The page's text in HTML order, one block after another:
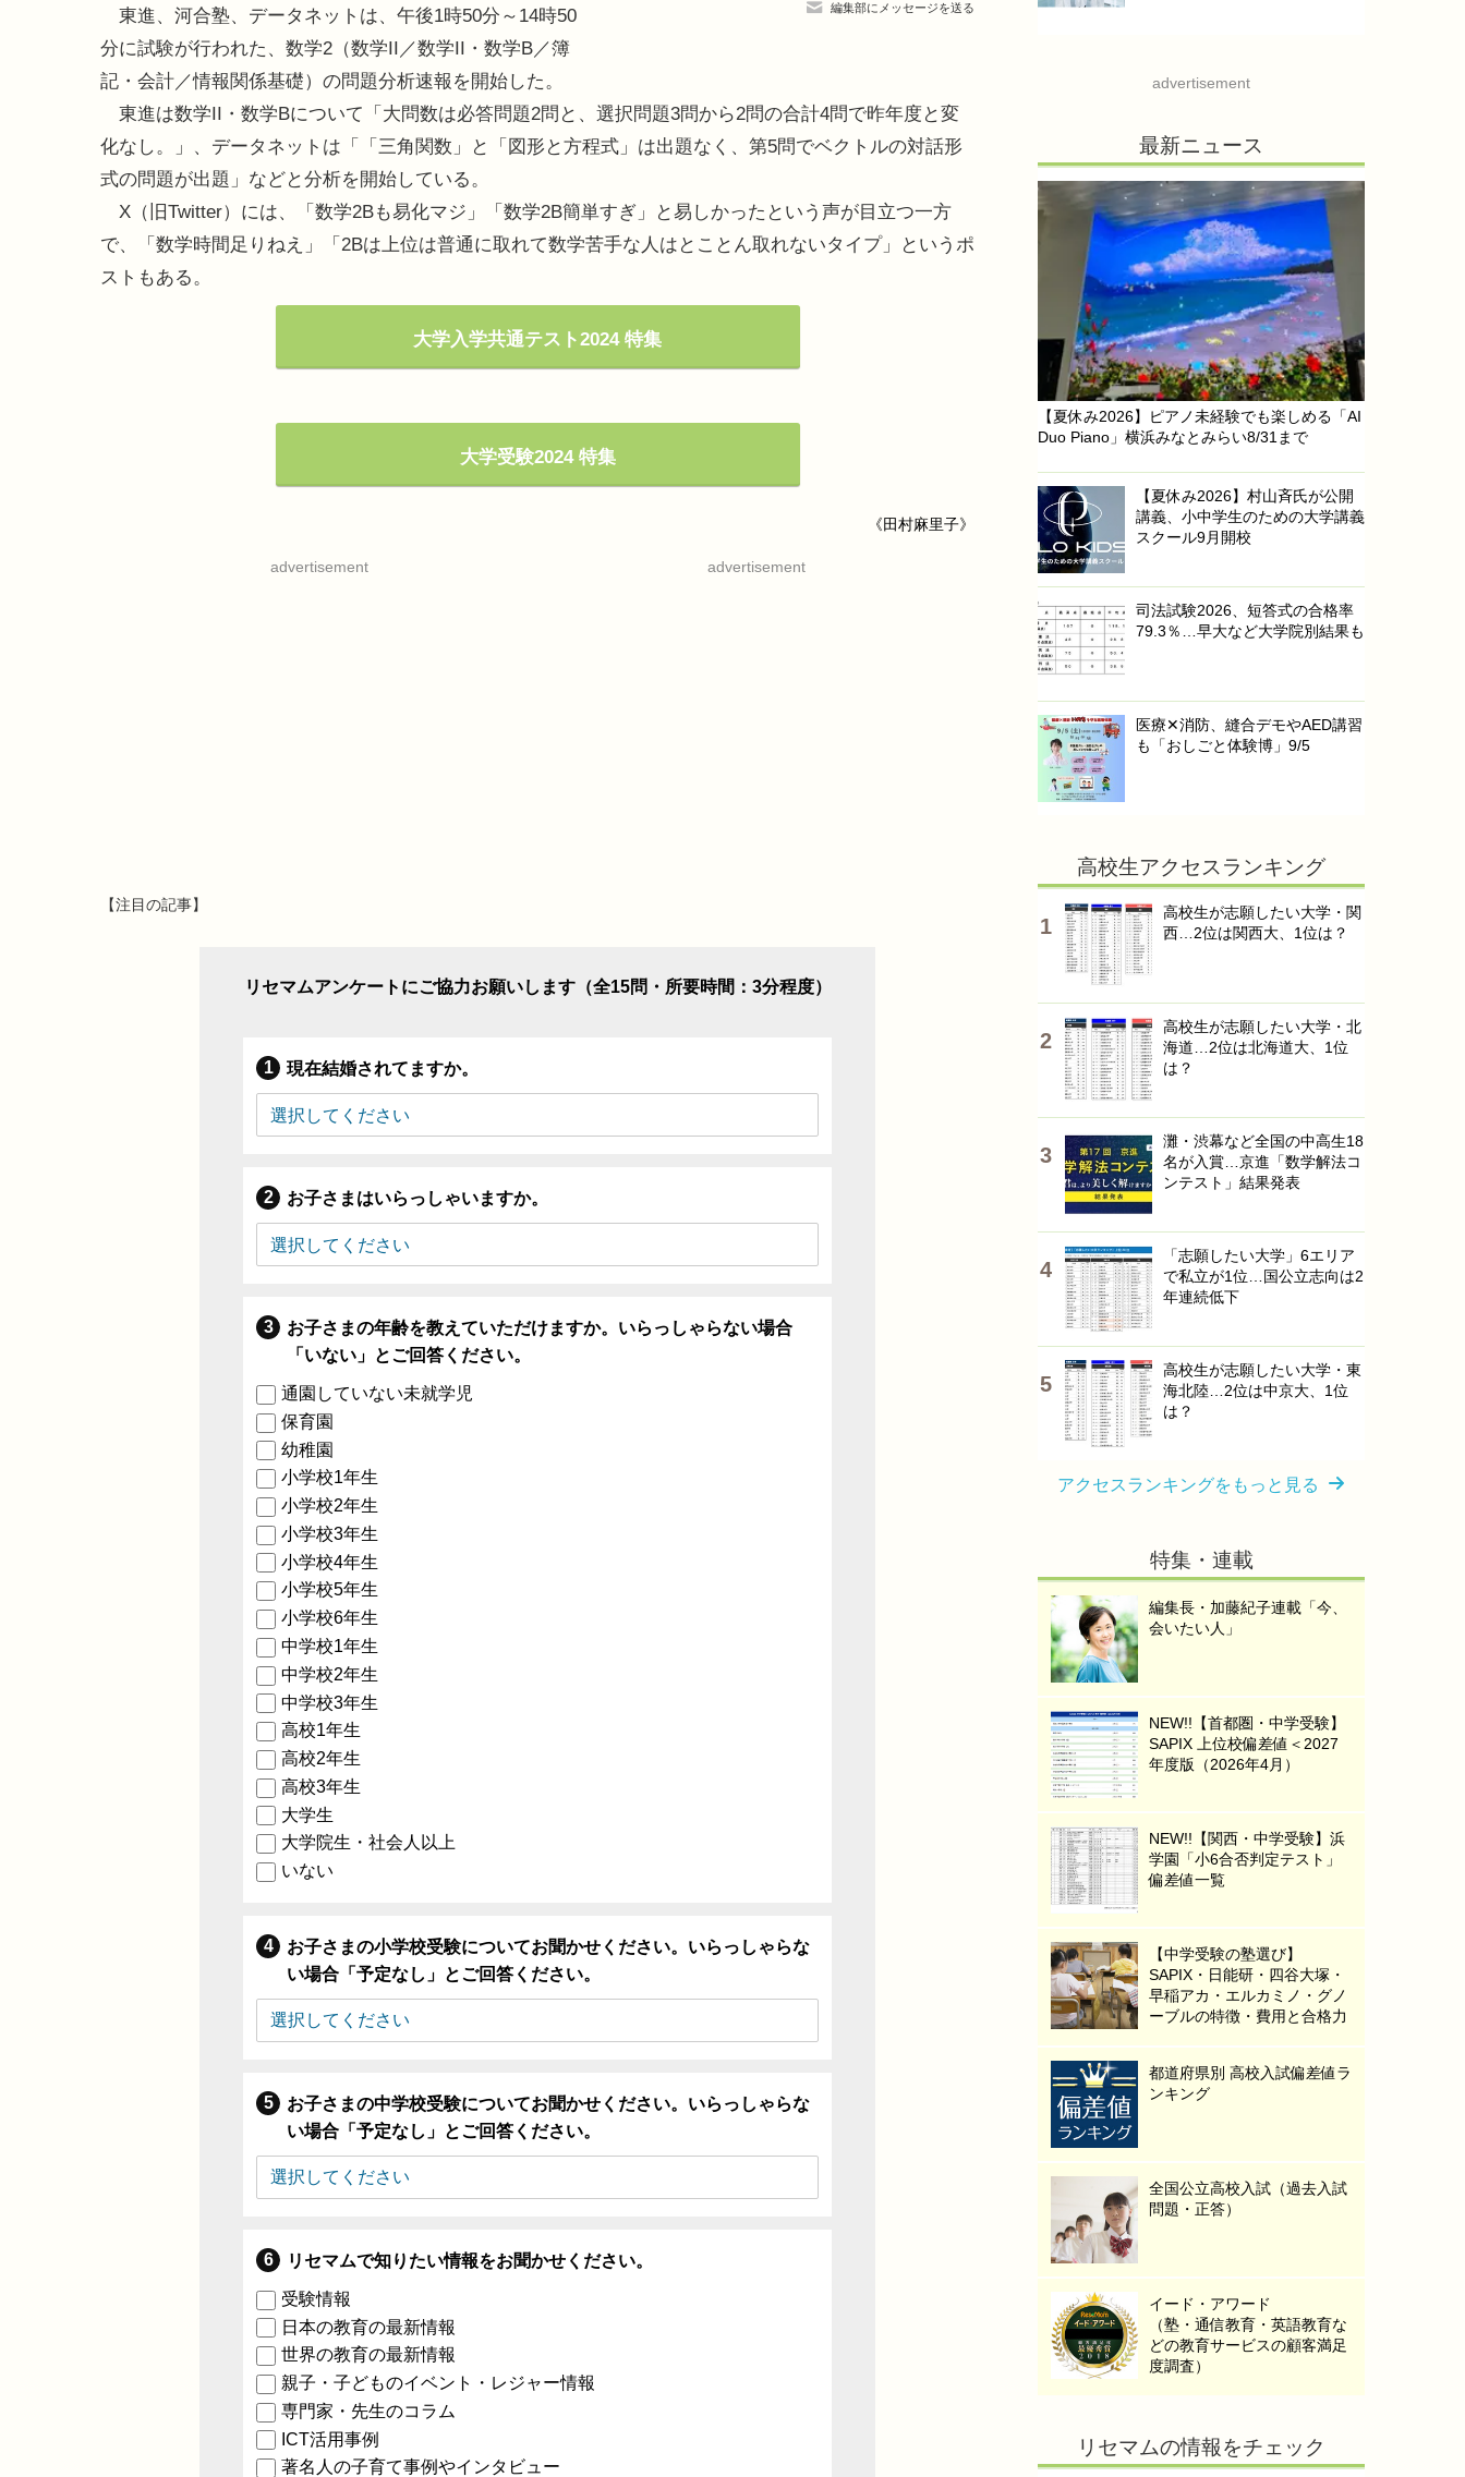
編集部にメッセージを送る
東進、河合塾、データネットは、午後1時50分～14時50
分に試験が行われた、数学2（数学II／数学II・数学B／簿
記・会計／情報関係基礎）の問題分析速報を開始した。
東進は数学II・数学Bについて「大問数は必答問題2問と、選択問題3問から2問の合計4問で昨年度と変
化なし。」、データネットは「「三角関数」と「図形と方程式」は出題なく、第5問でベクトルの対話形
式の問題が出題」などと分析を開始している。
X（旧Twitter）には、「数学2Bも易化マジ」「数学2B簡単すぎ」と易しかったという声が目立つ一方
で、「数学時間足りねえ」「2Bは上位は普通に取れて数学苦手な人はとことん取れないタイプ」というポ
ストもある。
大学入学共通テスト2024 特集
大学受験2024 特集
《田村麻里子》
advertisement advertisement
【注目の記事】
リセマムアンケートにご協力お願いします（全15問・所要時間：3分程度）
現在結婚されてますか。
お子さまはいらっしゃいますか。
お子さまの年齢を教えていただけますか。いらっしゃらない場合
「いない」とご回答ください。
通園していない未就学児
保育園
幼稚園
小学校1年生
小学校2年生
小学校3年生
小学校4年生
小学校5年生
小学校6年生
中学校1年生
中学校2年生
中学校3年生
高校1年生
高校2年生
高校3年生
大学生
大学院生・社会人以上
いない
お子さまの小学校受験についてお聞かせください。いらっしゃらな
い場合「予定なし」とご回答ください。
お子さまの中学校受験についてお聞かせください。いらっしゃらな
い場合「予定なし」とご回答ください。
リセマムで知りたい情報をお聞かせください。
受験情報
日本の教育の最新情報
世界の教育の最新情報
親子・子どものイベント・レジャー情報
専門家・先生のコラム
ICT活用事例
著名人の子育て事例やインタビュー
advertisement
最新ニュース
【夏休み2026】ピアノ未経験でも楽しめる「AI
Duo Piano」横浜みなとみらい8/31まで
【夏休み2026】村山斉氏が公開
講義、小中学生のための大学講義
スクール9月開校
司法試験2026、短答式の合格率
79.3％…早大など大学院別結果も
医療✕消防、縫合デモやAED講習
も「おしごと体験博」9/5
高校生アクセスランキング
高校生が志願したい大学・関
西…2位は関西大、1位は？
高校生が志願したい大学・北
海道…2位は北海道大、1位
は？
灘・渋幕など全国の中高生18
名が入賞…京進「数学解法コ
ンテスト」結果発表
「志願したい大学」6エリア
で私立が1位…国公立志向は2
年連続低下
高校生が志願したい大学・東
海北陸…2位は中京大、1位
は？
アクセスランキングをもっと見る
特集・連載
編集長・加藤紀子連載「今、
会いたい人」
NEW!!【首都圏・中学受験】
SAPIX 上位校偏差値＜2027
年度版（2026年4月）
NEW!!【関西・中学受験】浜
学園「小6合否判定テスト」
偏差値一覧
【中学受験の塾選び】
SAPIX・日能研・四谷大塚・
早稲アカ・エルカミノ・グノ
ーブルの特徴・費用と合格力
都道府県別 高校入試偏差値ラ
ンキング
全国公立高校入試（過去入試
問題・正答）
イード・アワード
（塾・通信教育・英語教育な
どの教育サービスの顧客満足
度調査）
リセマムの情報をチェック